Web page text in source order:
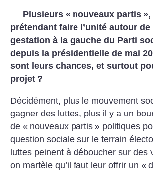
Plusieurs « nouveaux partis »,
prétendant faire l’unité autour
gestation à la gauche du Parti
depuis la présidentielle de mai
sont leurs chances, et surtout
projet ?
Décidément, plus le mouvement
gagner des luttes, plus il y a un
de « nouveaux partis » politiques
question sociale sur le terrain
luttes peinent à déboucher sur des
on martèle qu’il faut leur offrir un «